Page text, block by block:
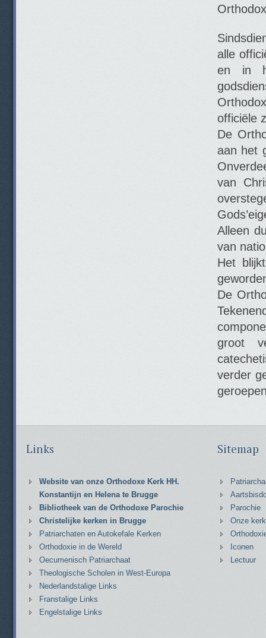
alle
en in
officiële
De
aan het
van
Alleen
van
Het
De
groot
verder
Links
Website van onze Orthodoxe Kerk HH.
Konstantijn en Helena te Brugge
Bibliotheek van de Orthodoxe Parochie
Christelijke kerken in Brugge
Patriarchaten en Autokefale Kerken
Orthodoxie in de Wereld
Oecumenisch Patriarchaat
Theologische Scholen in West-Europa
Nederlandstalige Links
Franstalige Links
Engelstalige Links
Sitemap
Parochie
Onze kerk
Iconen
Lectuur